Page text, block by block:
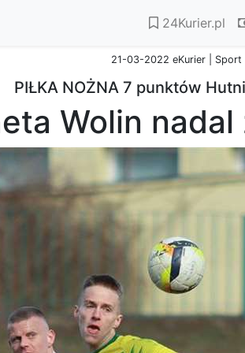
24Kurier.pl
21-03-2022 eKurier | Sport
PIŁKA NOŻNA 7 punktów
Wolin